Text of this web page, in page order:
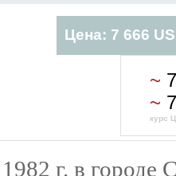
Цена: 7 666
~
~
курс
г. в городе